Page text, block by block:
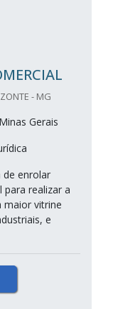
- MG
Gerais
de enrolar
para realizar a
maior vitrine
e